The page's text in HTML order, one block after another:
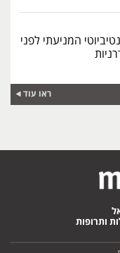
המניעתי לפני
ראו עוד
ותרופות